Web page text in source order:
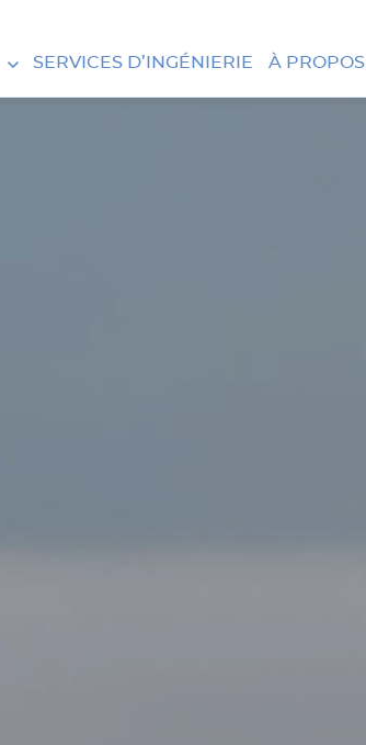
SERVICES D’INGÉNIERIE À PROPOS